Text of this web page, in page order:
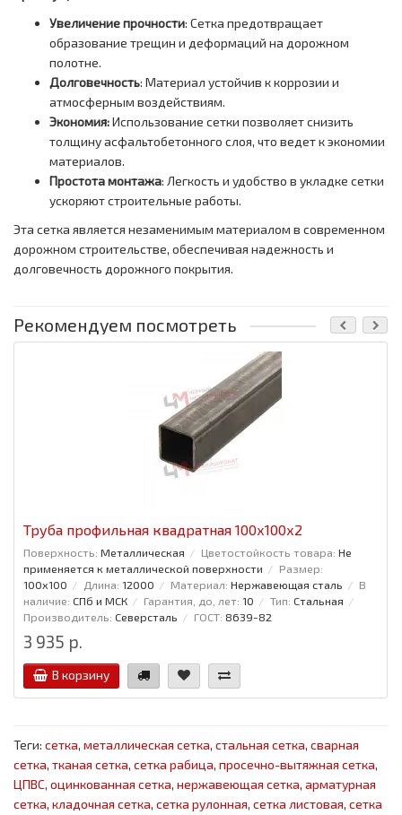
Увеличение прочности: Сетка предотвращает
образование трещин и деформаций на дорожном
полотне.
Долговечность: Материал устойчив к коррозии и
атмосферным воздействиям.
Экономия:Использование сетки позволяет снизить
толщину асфальтобетонного слоя, что ведет к экономии
материалов.
Простота монтажа: Легкость и удобство в укладке сетки
ускоряют строительные работы.
Эта сетка является незаменимым материалом в современном
дорожном строительстве, обеспечивая надежность и
долговечность дорожного покрытия.
Рекомендуем посмотреть
Труба профильная квадратная 100x100x2
Поверхность: Металлическая Цветостойкость товара: Не
применяется к металлической поверхности
Размер:
100x100
Длина: 12000 Материал: Нержавеющая сталь
В
наличие: СПб и МСК Гарантия, до, лет: 10 Тип: Стальная
Производитель: Северсталь ГОСТ: 8639-82
3 935 р.
В корзину
Теги: сетка, металлическая сетка, стальная сетка, сварная
сетка, тканая сетка, сетка рабица, просечно-вытяжная сетка,
ЦПВС, оцинкованная сетка, нержавеющая сетка, арматурная
сетка, кладочная сетка, сетка рулонная, сетка листовая, сетка